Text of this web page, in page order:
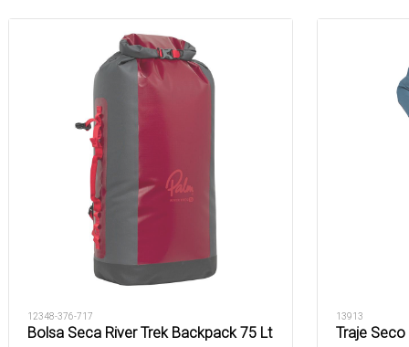
12348-376-717
Bolsa Seca River Trek Backpack 75 Lt
13913
Traje Seco